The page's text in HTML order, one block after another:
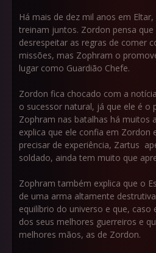
Há mais de dez mil anos em
treinam juntos. Zordon pensa
desrespeitar as regras de comer
missões, mas Zophram o
lugar como Guardião Chefe.
Zordon fica chocado com a
o sucessor natural, já que ele é o
Zophram nas batalhas há muitos
explica que ele confia em Zordon
precisar de experiência, Zartus
soldado, ainda tem muito que
Zophram também explica que o
de uma arma altamente
equilíbrio do universo e que, caso
dos seus melhores guerreiros e
melhores mãos, as de Zordon.